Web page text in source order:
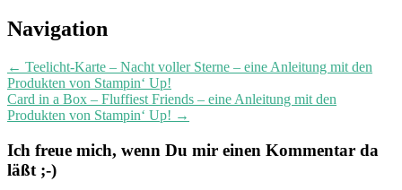
Post
Navigation
← Teelicht-Karte – Nacht voller Sterne – eine Anleitung mit den
Produkten von Stampin‘ Up!
Card in a Box – Fluffiest Friends – eine Anleitung mit den
Produkten von Stampin‘ Up! →
Ich freue mich, wenn Du mir einen Kommentar da
läßt ;-)